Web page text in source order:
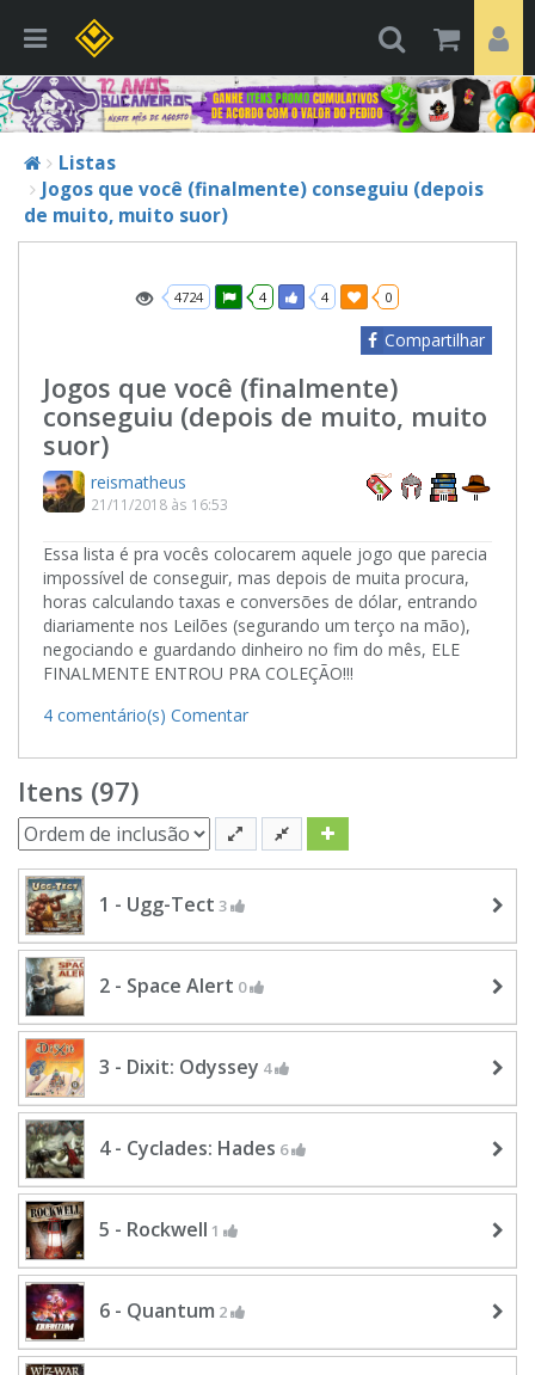
Listas
Jogos que você (finalmente) conseguiu (depois
de muito, muito suor)
4724 4 4 0
Compartilhar
Jogos que você (finalmente)
conseguiu (depois de muito, muito
suor)
reismatheus
21/11/2018 às 16:53
Essa lista é pra vocês colocarem aquele jogo que parecia
impossível de conseguir, mas depois de muita procura,
horas calculando taxas e conversões de dólar, entrando
diariamente nos Leilões (segurando um terço na mão),
negociando e guardando dinheiro no fim do mês, ELE
FINALMENTE ENTROU PRA COLEÇÃO!!!
4 comentário(s) Comentar
Itens (97)
1 - Ugg-Tect 3
2 - Space Alert 0
3 - Dixit: Odyssey 4
4 - Cyclades: Hades 6
5 - Rockwell 1
6 - Quantum 2